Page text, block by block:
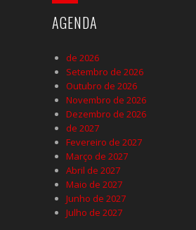
AGENDA
de 2026
Setembro de 2026
Outubro de 2026
Novembro de 2026
Dezembro de 2026
de 2027
Fevereiro de 2027
Março de 2027
Abril de 2027
Maio de 2027
Junho de 2027
Julho de 2027